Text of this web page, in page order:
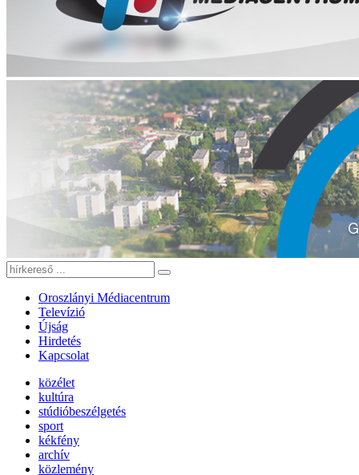
Oroszlányi Médiacentrum
Televízió
Újság
Hirdetés
Kapcsolat
közélet
kultúra
stúdióbeszélgetés
sport
kékfény
archív
közlemény